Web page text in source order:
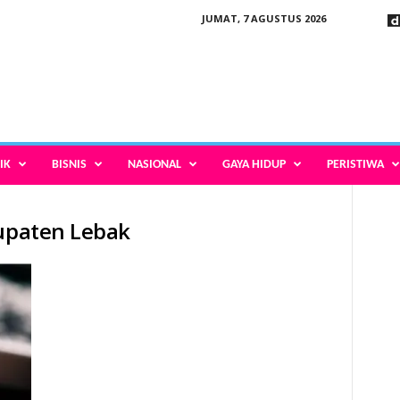
JUMAT, 7 AGUSTUS 2026
BISNIS NASIONAL GAYA HIDUP PERISTIWA
Lebak